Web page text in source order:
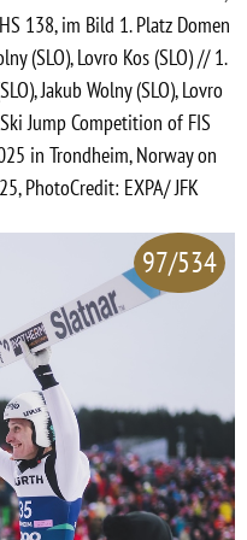
138, im Bild 1. Platz Domen
(SLO), Lovro Kos (SLO) // 1.
Jakub Wolny (SLO), Lovro
Jump Competition of FIS
in Trondheim, Norway on
PhotoCredit: EXPA/ JFK
97/534